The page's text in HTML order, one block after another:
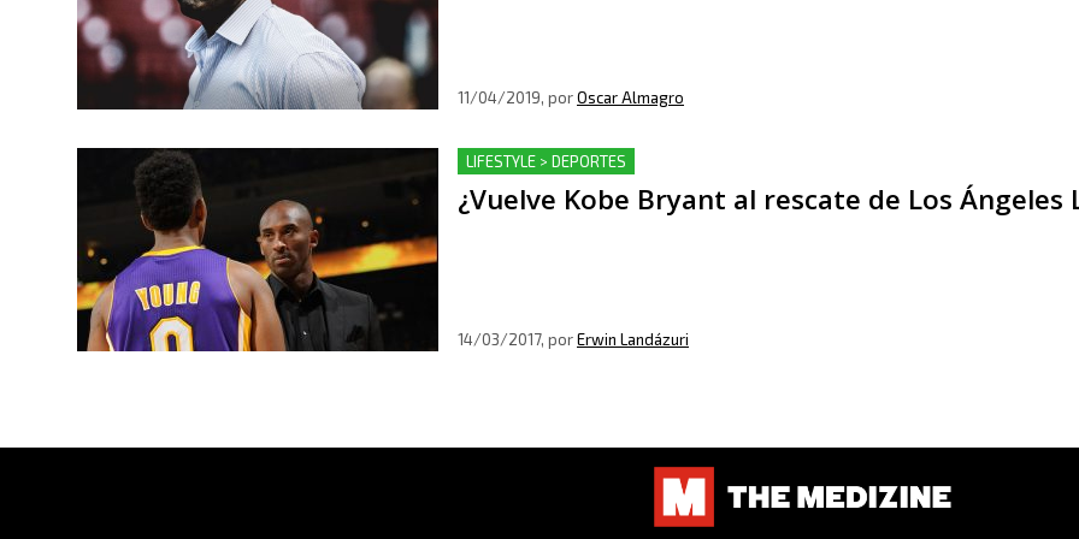
11/04/2019, porOscar Almagro
LIFESTYLE > DEPORTES
¿Vuelve Kobe Bryant al rescate de Los Ángeles
14/03/2017, porErwin Landázuri